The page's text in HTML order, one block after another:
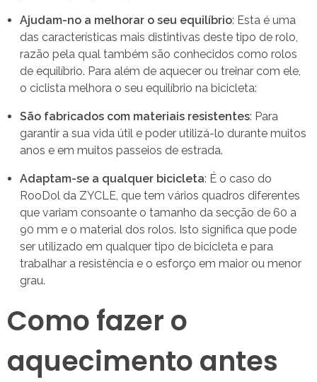
Ajudam-no a melhorar o seu equilíbrio: Esta é uma
das características mais distintivas deste tipo de rolo,
razão pela qual também são conhecidos como rolos
de equilíbrio. Para além de aquecer ou treinar com ele,
o ciclista melhora o seu equilíbrio na bicicleta:
São fabricados com materiais resistentes: Para
garantir a sua vida útil e poder utilizá-lo durante muitos
anos e em muitos passeios de estrada.
Adaptam-se a qualquer bicicleta: É o caso do
RooDol da ZYCLE, que tem vários quadros diferentes
que variam consoante o tamanho da secção de 60 a
90 mm e o material dos rolos. Isto significa que pode
ser utilizado em qualquer tipo de bicicleta e para
trabalhar a resistência e o esforço em maior ou menor
grau.
Como fazer o
aquecimento antes